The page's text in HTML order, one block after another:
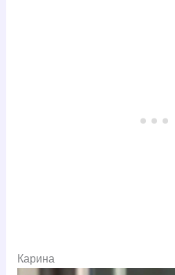
Карина